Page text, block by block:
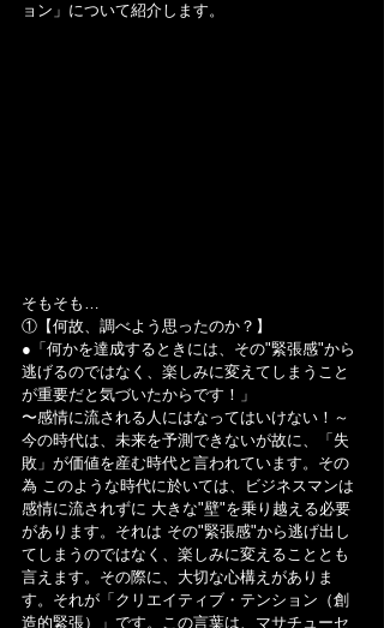
ョン」について紹介します。
そもそも…
①【何故、調べよう思ったのか？】
●「何かを達成するときには、その"緊張感"から
逃げるのではなく、楽しみに変えてしまうこと
が重要だと気づいたからです！」
〜感情に流される人にはなってはいけない！～
今の時代は、未来を予測できないが故に、「失
敗」が価値を産む時代と言われています。その
為 このような時代に於いては、ビジネスマンは
感情に流されずに 大きな"壁"を乗り越える必要
があります。それは その"緊張感"から逃げ出し
てしまうのではなく、楽しみに変えることとも
言えます。その際に、大切な心構えがありま
す。それが「クリエイティブ・テンション（創
造的緊張）」です。この言葉は、マサチューセ